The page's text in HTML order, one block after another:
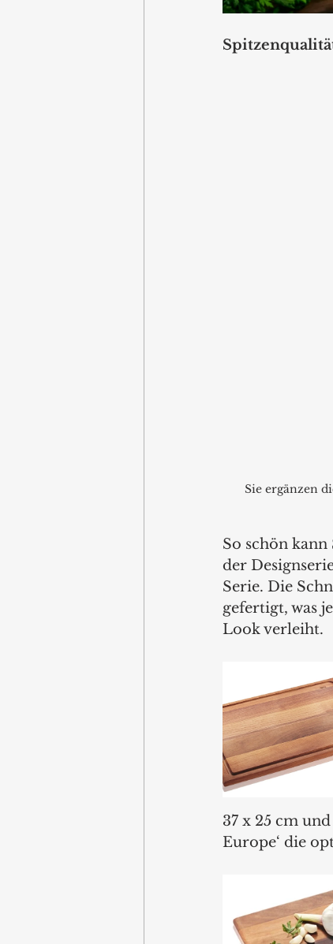
Sie ergänzen
So schön
der
Serie. Die
gefertigt, was
Look verleiht.
37 x 25 cm
Europe‘ die